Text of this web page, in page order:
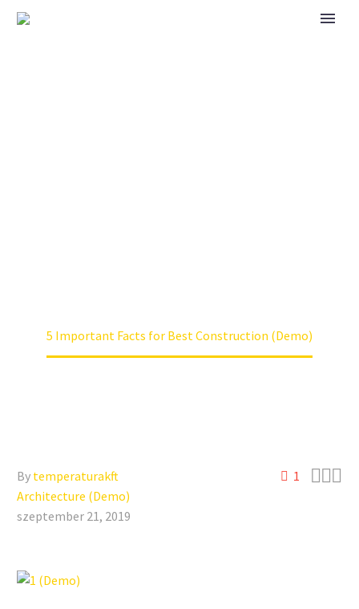
5 Important Facts for Best Construction (Demo)
1 
By temperaturakft
Architecture (Demo)
szeptember 21, 2019